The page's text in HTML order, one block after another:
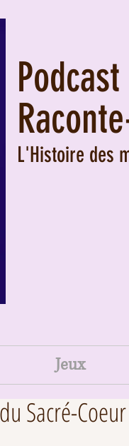
Podcast
L'Histoire des
Jeux
Sacré-Coeur